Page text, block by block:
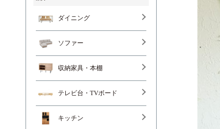
ダイニング
ソファー
収納家具・本棚
テレビ台・TVボード
キッチン